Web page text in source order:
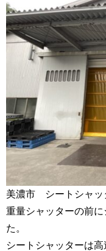
美濃市 シートシャ
重量シャッターの前
た。
シートシャッターは